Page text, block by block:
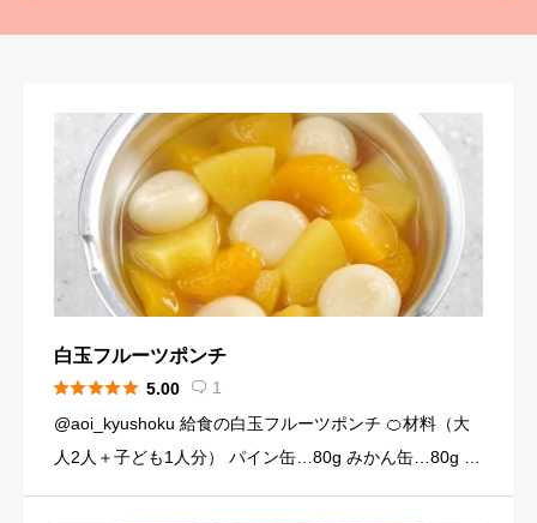
白玉フルーツポンチ
 5.00  1
@aoi_kyushoku 給食の白玉フルーツポンチ 🍊材料（大
人2人＋子ども1人分） パイン缶…80g みかん缶…80g 黄